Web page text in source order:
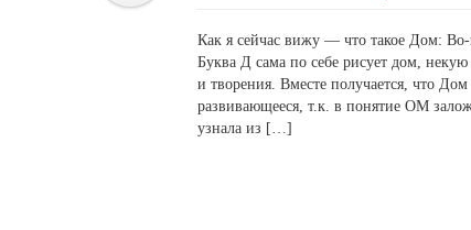
Как я сейчас вижу — что такое Дом: Во-
Буква Д сама по себе рисует дом,
и творения. Вместе получается, что
развивающееся, т.к. в понятие ОМ
узнала из […]